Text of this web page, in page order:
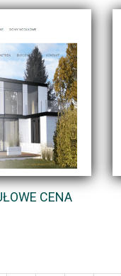
CENA